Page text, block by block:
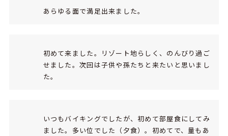
あらゆる面で満足出来ました。
初めて来ました。リゾート地らしく、のんびり過ご
せました。次回は子供や孫たちと来たいと思いまし
た。
いつもバイキングでしたが、初めて部屋食にしてみ
ました。多い位でした（夕食）。初めてで、量もあ